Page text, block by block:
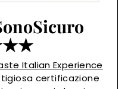
Italian Experience
certificazione